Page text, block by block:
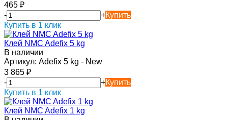
465 ₽
-
+Купить
Купить в 1 клик
Клей NMC Adefix 5 kg
В наличии
Артикул: Adefix 5 kg - New
3 865 ₽
-
+Купить
Купить в 1 клик
Клей NMC Adefix 1 kg